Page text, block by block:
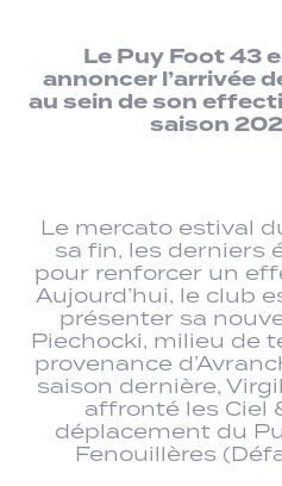
Le Puy Foot 43
annoncer l’arrivée
au sein de son
saison
Le mercato estival
sa fin, les derniers
pour renforcer un
Aujourd’hui, le club
présenter sa
Piechocki, milieu de
provenance
saison dernière,
affronté les Ciel
déplacement du
Fenouillères